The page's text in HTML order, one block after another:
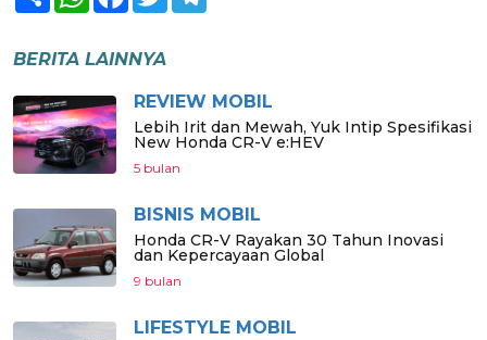
BERITA LAINNYA
REVIEW MOBIL
Lebih Irit dan Mewah, Yuk Intip Spesifikasi
New Honda CR-V e:HEV
5 bulan
BISNIS MOBIL
Honda CR-V Rayakan 30 Tahun Inovasi
dan Kepercayaan Global
9 bulan
LIFESTYLE MOBIL